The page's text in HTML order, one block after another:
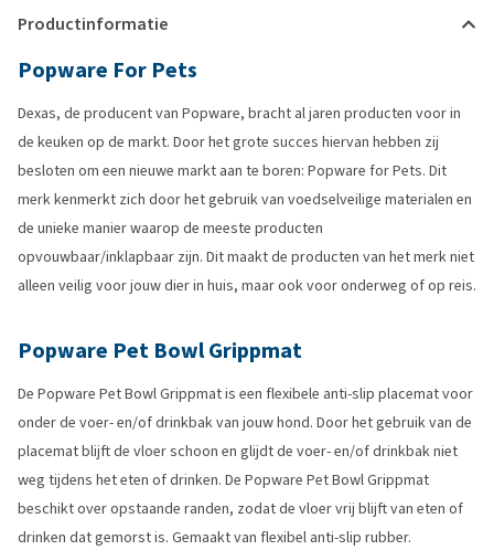
Productinformatie
Popware For Pets
Dexas, de producent van Popware, bracht al jaren producten voor in
de keuken op de markt. Door het grote succes hiervan hebben zij
besloten om een nieuwe markt aan te boren: Popware for Pets. Dit
merk kenmerkt zich door het gebruik van voedselveilige materialen en
de unieke manier waarop de meeste producten
opvouwbaar/inklapbaar zijn. Dit maakt de producten van het merk niet
alleen veilig voor jouw dier in huis, maar ook voor onderweg of op reis.
Popware Pet Bowl Grippmat
De Popware Pet Bowl Grippmat is een flexibele anti-slip placemat voor
onder de voer- en/of drinkbak van jouw hond. Door het gebruik van de
placemat blijft de vloer schoon en glijdt de voer- en/of drinkbak niet
weg tijdens het eten of drinken. De Popware Pet Bowl Grippmat
beschikt over opstaande randen, zodat de vloer vrij blijft van eten of
drinken dat gemorst is. Gemaakt van flexibel anti-slip rubber.